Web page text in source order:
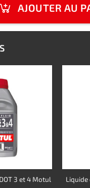
AJOUTER AU
3 et 4 Motul Liquide